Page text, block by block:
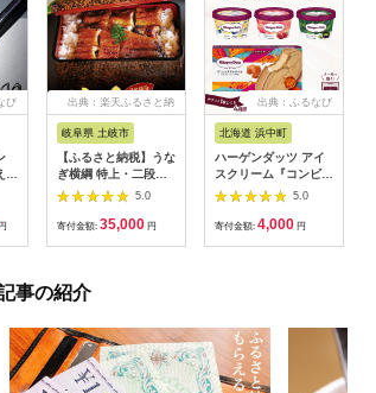
び
円
出典：楽天ふるさと納
岐阜県 土岐市
【ふるさと納税】うな
ぎ横綱 特上・二段敷
うな重 ペア お食事券
/ 鰻 ご飯 チケット
[MFA001]
5.0
寄付金額: 35,000 円
出典：ふるなび
北海道 浜中町
ハーゲンダッツ アイ
スクリーム『コンビニ
交換専用チケット 2個
(セブン-イレブン)』
_H-svgift102
5.0
寄付金額: 4,000 円
事の紹介